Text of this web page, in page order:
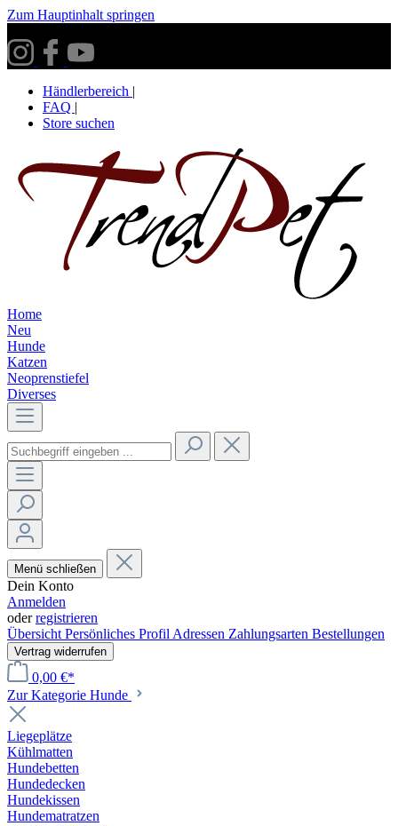
Zum Hauptinhalt springen
Händlerbereich |
FAQ |
Store suchen
Home
Neu
Hunde
Katzen
Neoprenstiefel
Diverses
Menü schließen
Dein Konto
Anmelden
oderregistrieren
Übersicht Persönliches Profil Adressen Zahlungsarten Bestellungen
Vertrag widerrufen
0,00 €*
Zur Kategorie Hunde
Liegeplätze
Kühlmatten
Hundebetten
Hundedecken
Hundekissen
Hundematratzen